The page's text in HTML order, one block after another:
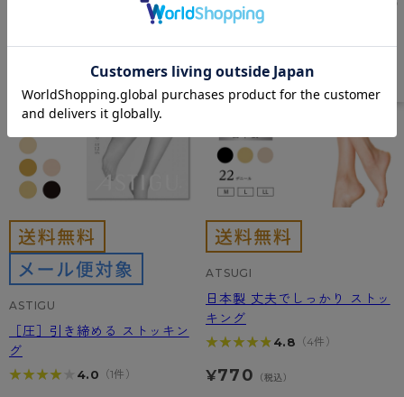
ASTIGU
［圧］引き締める ストッキン
グ
★★★★★
★★★★★ 4.0 （1件）
ATSUGI
日本製 丈夫でしっかり ストッ
キング
★★★★★
★★★★★ 4.8 （4件）
¥770 （税込）